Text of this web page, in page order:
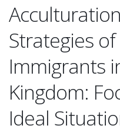
Strategies
Immigrants
Kingdom:
Ideal